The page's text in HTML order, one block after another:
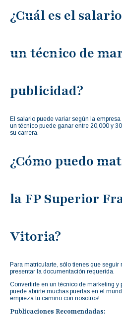
¿Cuál es el
un técnico de
publicidad?
El salario puede variar según la
un técnico puede ganar entre 20,000 y
su carrera.
¿Cómo puedo
la FP Superior
Vitoria?
Para matricularte, sólo tienes que seguir
presentar la documentación requerida.
Convertirte en un técnico de marketing
puede abrirte muchas puertas en el
empieza tu camino con nosotros!
Publicaciones Recomendadas: